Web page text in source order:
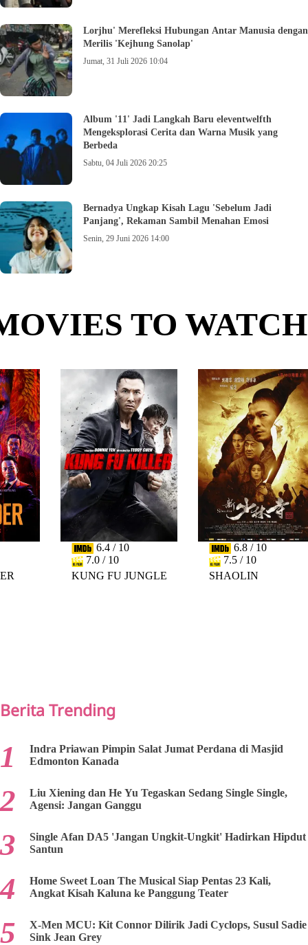
Lorjhu' Merefleksi Hubungan Antar Manusia dengan
Merilis 'Kejhung Sanolap'
Jumat, 31 Juli 2026 10:04
Album '11' Jadi Langkah Baru eleventwelfth
Mengeksplorasi Cerita dan Warna Musik yang
Berbeda
Sabtu, 04 Juli 2026 20:25
Bernadya Ungkap Kisah Lagu 'Sebelum Jadi
Panjang', Rekaman Sambil Menahan Emosi
Senin, 29 Juni 2026 14:00
TO WATCH
6.4 / 10
7.0 / 10
KUNG FU JUNGLE
6.8 / 10
7.5 / 10
SHAOLIN
Berita Trending
Indra Priawan Pimpin Salat Jumat Perdana di Masjid
Edmonton Kanada
Liu Xiening dan He Yu Tegaskan Sedang Single Single,
Agensi: Jangan Ganggu
Single Afan DA5 'Jangan Ungkit-Ungkit' Hadirkan Hipdut
Santun
Home Sweet Loan The Musical Siap Pentas 23 Kali,
Angkat Kisah Kaluna ke Panggung Teater
X-Men MCU: Kit Connor Dilirik Jadi Cyclops, Susul Sadie
Sink Jean Grey